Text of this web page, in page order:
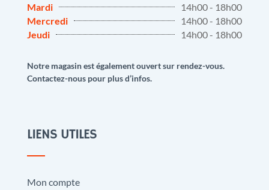
Mardi
14h00 - 18h00
Mercredi
14h00 - 18h00
Jeudi
14h00 - 18h00
Notre magasin est également ouvert sur rendez-vous.
Contactez-nous pour plus d’infos.
LIENS UTILES
Mon compte